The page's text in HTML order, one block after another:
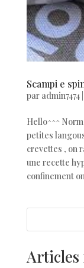
Scampi e
par admin7474|
Hello^^^
petites
crevettes , on
une recette
confinement
Articles